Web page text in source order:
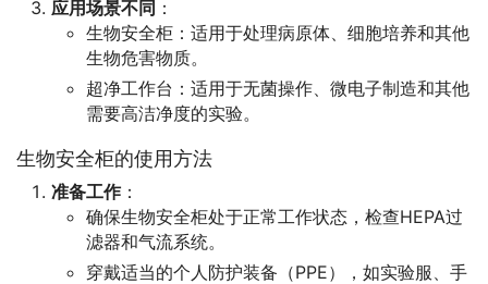
应用场景不同 ：
生物安全柜：适用于处理病原体、细胞培养和其他
生物危害物质。
超净工作台：适用于无菌操作、微电子制造和其他
需要高洁净度的实验。
生物安全柜的使用方法
准备工作：
确保生物安全柜处于正常工作状态，检查HEPA过
滤器和气流系统。
穿戴适当的个人防护装备（PPE），如实验服、手